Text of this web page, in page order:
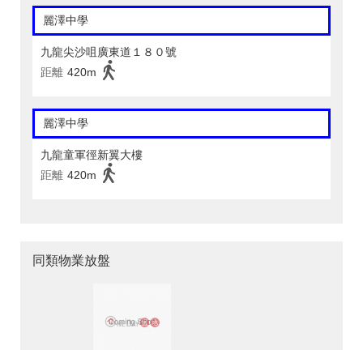
麗澤中學
九龍尖沙咀廣東道１８０號
距離 420m
麗澤中學
九龍童軍徑新翼大樓
距離 420m
同類物業放盤